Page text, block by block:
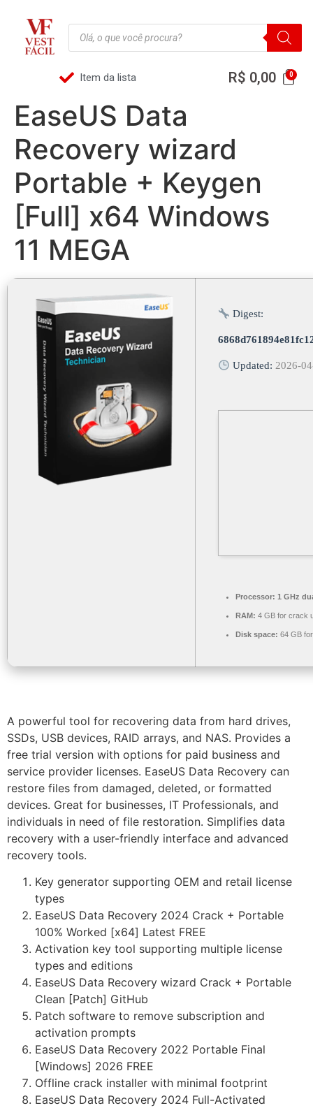
Item da lista R$ 0,00
EaseUS Data
Recovery wizard
Portable + Keygen
[Full] x64 Windows
11 MEGA
Digest:
Updated: 2026-
Processor: 1 GHz
RAM: 4 GB for crack
Disk space: 64 GB
A powerful tool for recovering data from hard drives,
SSDs, USB devices, RAID arrays, and NAS. Provides a
free trial version with options for paid business and
service provider licenses. EaseUS Data Recovery can
restore files from damaged, deleted, or formatted
devices. Great for businesses, IT Professionals, and
individuals in need of file restoration. Simplifies data
recovery with a user-friendly interface and advanced
recovery tools.
Key generator supporting OEM and retail license
types
EaseUS Data Recovery 2024 Crack + Portable
100% Worked [x64] Latest FREE
Activation key tool supporting multiple license
types and editions
EaseUS Data Recovery wizard Crack + Portable
Clean [Patch] GitHub
Patch software to remove subscription and
activation prompts
EaseUS Data Recovery 2022 Portable Final
[Windows] 2026 FREE
Offline crack installer with minimal footprint
EaseUS Data Recovery 2024 Full-Activated